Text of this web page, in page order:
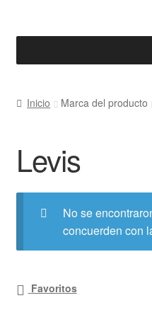
la
contenido
Inicio Marca del producto
Levis
No se
concuerden con
Favoritos